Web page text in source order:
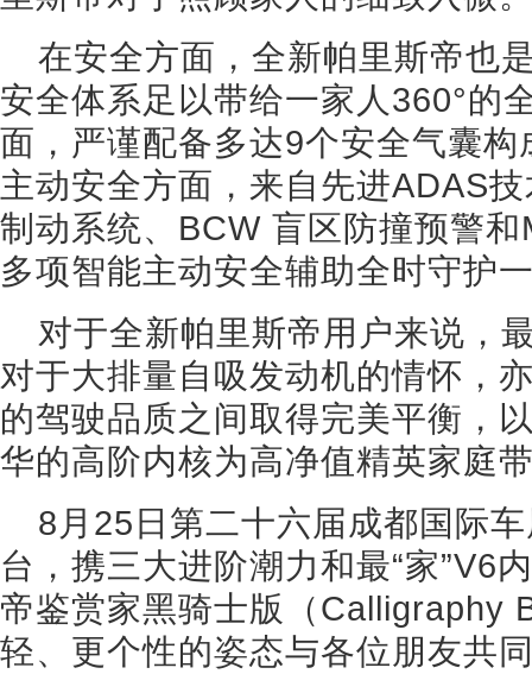
在安全方面，全新帕里斯帝也
安全体系足以带给一家人360°的
面，严谨配备多达9个安全气囊
主动安全方面，来自先进ADAS
制动系统、BCW 盲区防撞预警
多项智能主动安全辅助全时守护
对于全新帕里斯帝用户来说，
对于大排量自吸发动机的情怀，
的驾驶品质之间取得完美平衡，
华的高阶内核为高净值精英家庭
8月25日第二十六届成都国际
台，携三大进阶潮力和最“家”V6
帝鉴赏家黑骑士版（Calligraphy
轻、更个性的姿态与各位朋友共